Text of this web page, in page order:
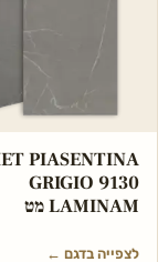
PIASENTINA
GRIGIO 9130
LAMINAM מט
לצפייה בדגם ←